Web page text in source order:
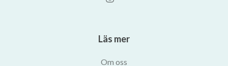
Läs mer
Om oss